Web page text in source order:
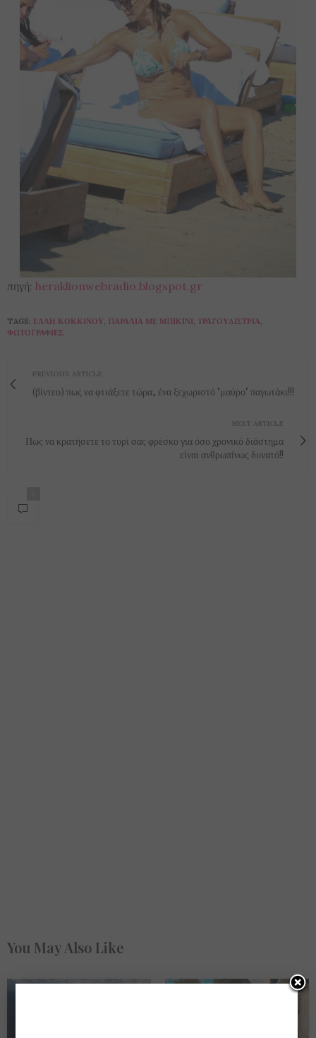
πηγή: heraklionwebradio.blogspot.gr
TAGS: ΈΛΛΗ ΚΟΚΚΊΝΟΥ, ΠΑΡΑΛΊΑ ΜΕ ΜΠΙΚΊΝΙ, ΤΡΑΓΟΥΔΊΣΤΡΙΑ,
ΦΩΤΟΓΡΑΦΊΕΣ
PREVIOUS ARTICLE
(βίντεο) πως να φτιάξετε τώρα, ένα ξεχωριστό "μαύρο" παγωτάκι!!!
NEXT ARTICLE
Πως να κρατήσετε το τυρί σας φρέσκο ​​για όσο χρονικό διάστημα
είναι ανθρωπίνως δυνατό!!
You May Also Like